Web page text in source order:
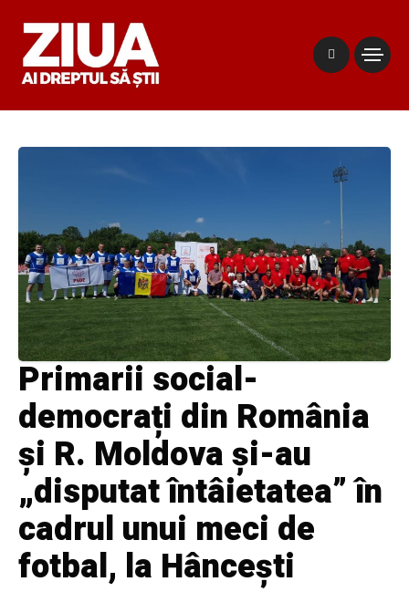
Primarii social-
democrați din România
și R. Moldova și-au
„disputat întâietatea” în
cadrul unui meci de
fotbal, la Hâncești